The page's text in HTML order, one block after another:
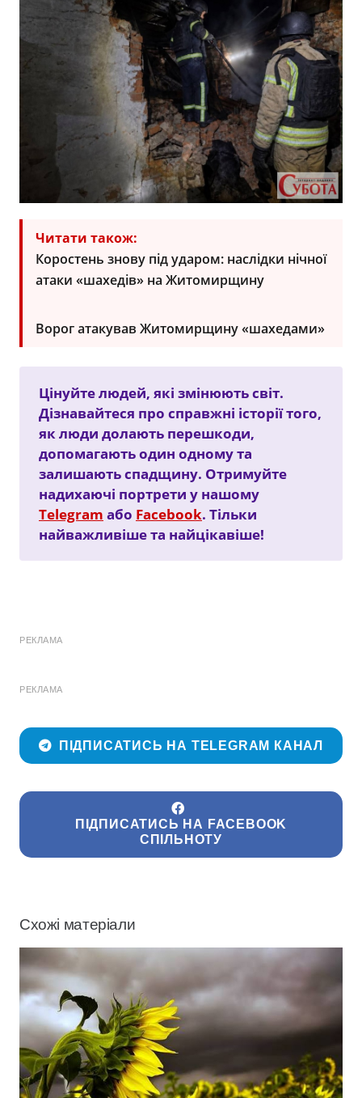
Читати також:
Коростень знову під ударом: наслідки нічної
атаки «шахедів» на Житомирщину
Ворог атакував Житомирщину «шахедами»
Цінуйте людей, які змінюють світ.
Дізнавайтеся про справжні історії того,
як люди долають перешкоди,
допомагають один одному та
залишають спадщину. Отримуйте
надихаючі портрети у нашому
Telegram або Facebook. Тільки
найважливіше та найцікавіше!
РЕКЛАМА
РЕКЛАМА
ПІДПИСАТИСЬ НА TELEGRAM КАНАЛ
ПІДПИСАТИСЬ НА FACEBOOK
СПІЛЬНОТУ
Схожі матеріали